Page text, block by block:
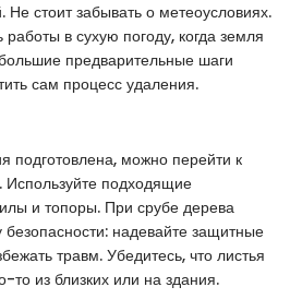
Не стоит забывать о метеоусловиях.
в сухую погоду, когда земля
предварительные шаги
сам процесс удаления.
подготовлена, можно перейти к
подходящие
и топоры. При срубе дерева
безопасности: надевайте защитные
травм. Убедитесь, что листья
то из близких или на здания.